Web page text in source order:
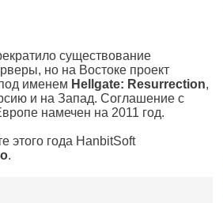
существование
но на Востоке проект
именем Hellgate: Resurrection,
и на Запад. Соглашение с
намечен на 2011 год.
этого года HanbitSoft
.